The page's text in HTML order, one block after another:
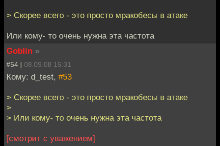
> Скорее всего - это просто мракобесы в атаке
Или кому- то очень нужна эта частота
Goblin »
#54 | 08.09.08 15:31
Кому: d_test, #53
> Скорее всего - это просто мракобесы в атаке
>
> Или кому- то очень нужна эта частота
[смотрит с уважением]